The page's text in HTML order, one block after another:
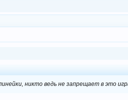
никто ведь не запрещает в это